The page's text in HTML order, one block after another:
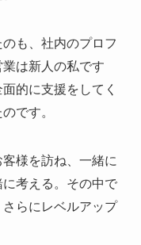
も、社内のプロフ
は新人の私です
的に支援をしてく
です。
様を訪ね、一緒に
考える。その中で
らにレベルアップ